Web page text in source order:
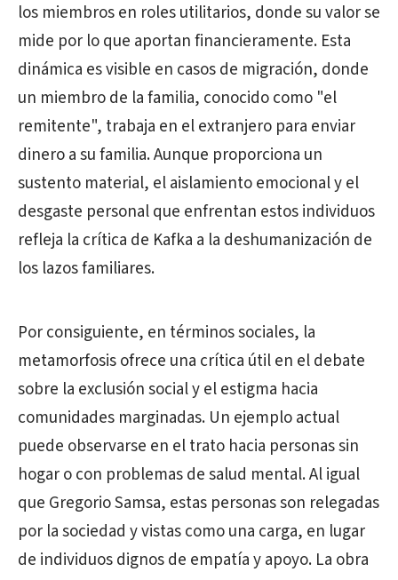
los miembros en roles utilitarios, donde su valor se
mide por lo que aportan financieramente. Esta
dinámica es visible en casos de migración, donde
un miembro de la familia, conocido como "el
remitente", trabaja en el extranjero para enviar
dinero a su familia. Aunque proporciona un
sustento material, el aislamiento emocional y el
desgaste personal que enfrentan estos individuos
refleja la crítica de Kafka a la deshumanización de
los lazos familiares.
Por consiguiente, en términos sociales, la
metamorfosis ofrece una crítica útil en el debate
sobre la exclusión social y el estigma hacia
comunidades marginadas. Un ejemplo actual
puede observarse en el trato hacia personas sin
hogar o con problemas de salud mental. Al igual
que Gregorio Samsa, estas personas son relegadas
por la sociedad y vistas como una carga, en lugar
de individuos dignos de empatía y apoyo. La obra